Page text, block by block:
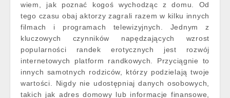
wiem, jak poznać kogoś wychodząc z domu. Od
tego czasu obaj aktorzy zagrali razem w kilku innych
filmach i programach telewizyjnych. Jednym z
kluczowych czynników napędzających wzrost
popularności randek erotycznych jest rozwój
internetowych platform randkowych. Przyciągnie to
innych samotnych rodziców, którzy podzielają twoje
wartości. Nigdy nie udostępniaj danych osobowych,
takich jak adres domowy lub informacje finansowe,